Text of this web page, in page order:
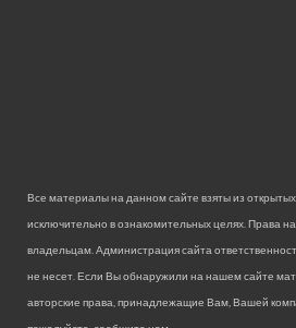
Все материалы на данном сайте взяты из
исключительно в ознакомительных целях. Права
владельцам. Администрация сайта
не несет. Если Вы обнаружили на нашем сайте
авторские права, принадлежащие Вам, Вашей